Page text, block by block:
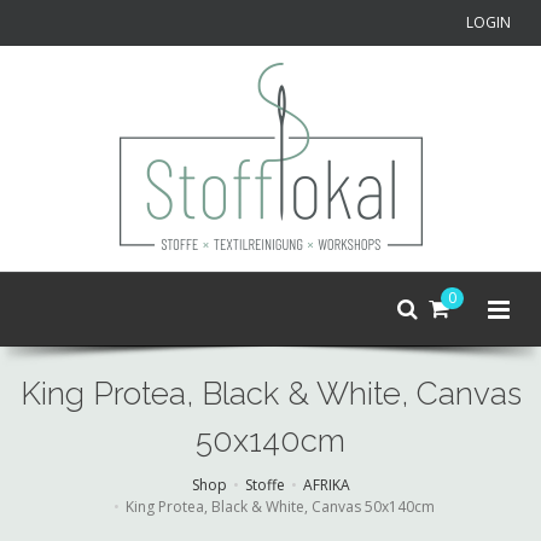
LOGIN
0
King Protea, Black & White, Canvas
50x140cm
Shop Stoffe
AFRIKA
King Protea, Black & White, Canvas 50x140cm